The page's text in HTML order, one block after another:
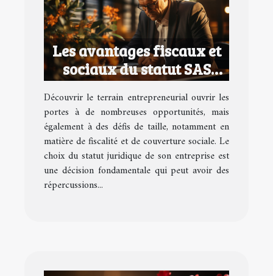
Les avantages fiscaux et
sociaux du statut SAS
pour les entrepreneurs
Découvrir le terrain entrepreneurial ouvrir les
portes à de nombreuses opportunités, mais
également à des défis de taille, notamment en
matière de fiscalité et de couverture sociale. Le
choix du statut juridique de son entreprise est
une décision fondamentale qui peut avoir des
répercussions...